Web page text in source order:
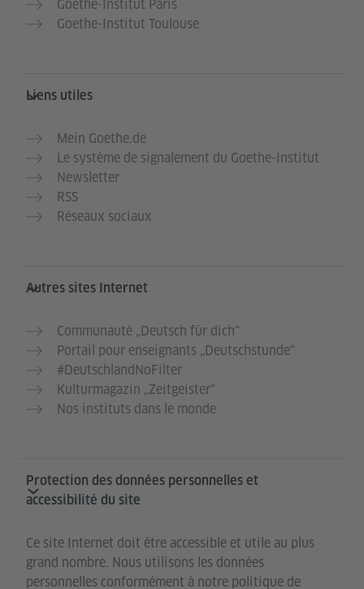
Goethe-Institut Paris
Goethe-Institut Toulouse
Liens utiles
Mein Goethe.de
Le système de signalement du Goethe-Institut
Newsletter
RSS
Réseaux sociaux
Autres sites Internet
Communauté „Deutsch für dich“
Portail pour enseignants „Deutschstunde“
#DeutschlandNoFilter
Kulturmagazin „Zeitgeister“
Nos instituts dans le monde
Protection des données personnelles et
accessibilité du site
Ce site Internet doit être accessible et utile au plus
grand nombre. Nous utilisons les données
personnelles conformément à notre politique de